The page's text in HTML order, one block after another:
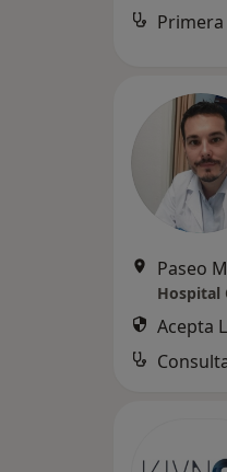
Hospital
Acepta